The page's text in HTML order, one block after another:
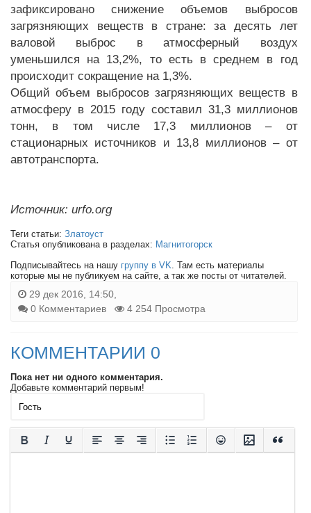
зафиксировано снижение объемов выбросов
загрязняющих веществ в стране: за десять лет
валовой выброс в атмосферный воздух
уменьшился на 13,2%, то есть в среднем в год
происходит сокращение на 1,3%.
Общий объем выбросов загрязняющих веществ в
атмосферу в 2015 году составил 31,3 миллионов
тонн, в том числе 17,3 миллионов – от
стационарных источников и 13,8 миллионов – от
автотранспорта.
Источник: urfo.org
Теги статьи: Златоуст
Статья опубликована в разделах: Магнитогорск
Подписывайтесь на нашу группу в VK. Там есть материалы
которые мы не публикуем на сайте, а так же посты от читателей.
29 дек 2016, 14:50,
0 Комментариев
4 254 Просмотра
КОММЕНТАРИИ 0
Пока нет ни одного комментария.
Добавьте комментарий первым!